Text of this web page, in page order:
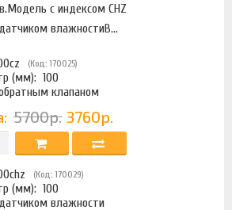
с индексом CHZ
влажностиВ...
(Код: 170025)
(мм): 100
клапаном
5700р. 3760р.
(Код: 170029)
(мм): 100
влажности